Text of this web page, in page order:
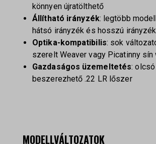
könnyen újratölthető
Állítható irányzék: legtöbb
hátsó irányzék és hosszú
Optika-kompatibilis: sok
szerelt Weaver vagy Picatinny sín
Gazdaságos üzemeltetés:
beszerezhető .22 LR lőszer
MODELLVÁLTOZATOK